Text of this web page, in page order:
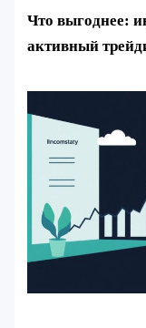
Что выгоднее:
активный